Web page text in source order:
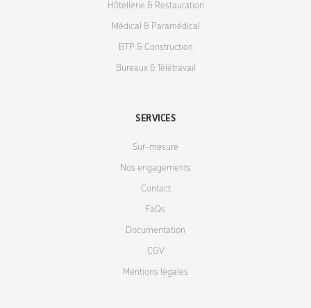
Hôtellerie & Restauration
Médical & Paramédical
BTP & Construction
Bureaux & Télétravail
SERVICES
Sur-mesure
Nos engagements
Contact
FaQs
Documentation
CGV
Mentions légales